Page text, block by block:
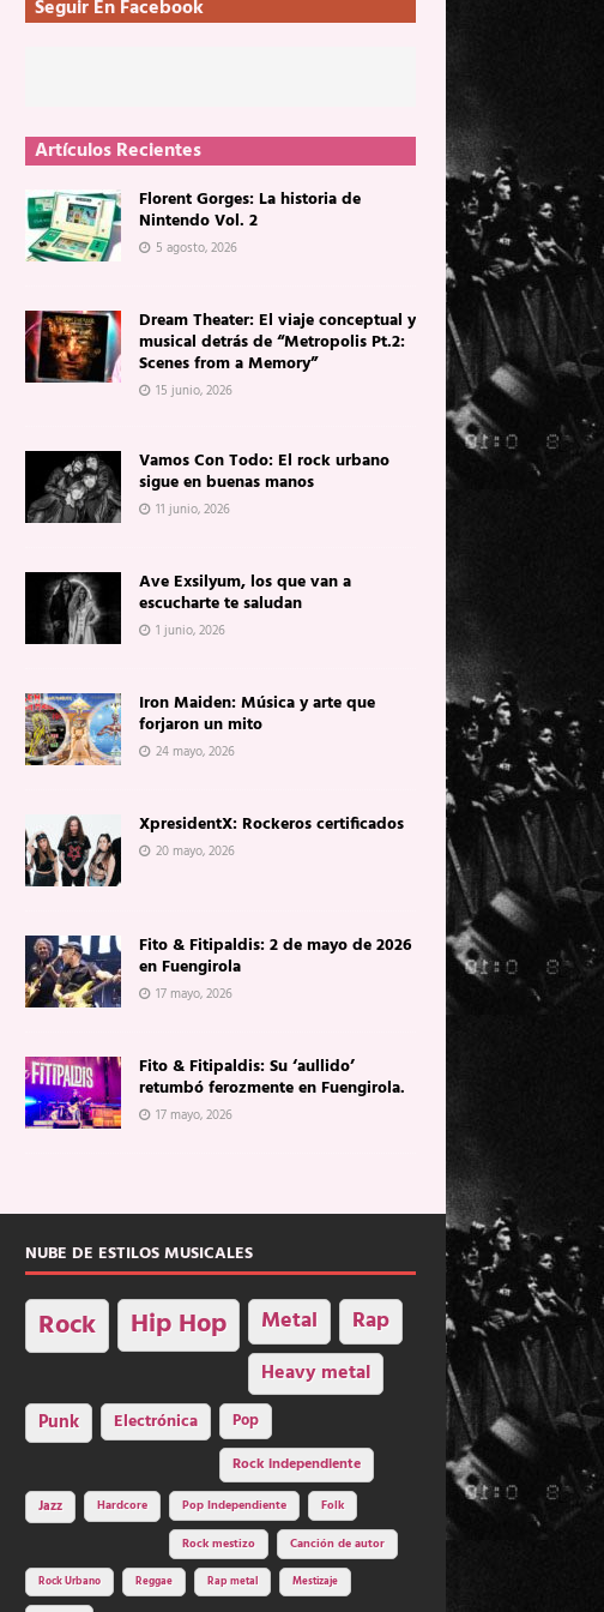
Seguir En Facebook
Artículos Recientes
Florent Gorges: La historia de
Nintendo Vol. 2
5 agosto, 2026
Dream Theater: El viaje conceptual y
musical detrás de “Metropolis Pt.2:
Scenes from a Memory”
15 junio, 2026
Vamos Con Todo: El rock urbano
sigue en buenas manos
11 junio, 2026
Ave Exsilyum, los que van a
escucharte te saludan
1 junio, 2026
Iron Maiden: Música y arte que
forjaron un mito
24 mayo, 2026
XpresidentX: Rockeros certificados
20 mayo, 2026
Fito & Fitipaldis: 2 de mayo de 2026
en Fuengirola
17 mayo, 2026
Fito & Fitipaldis: Su ‘aullido’
retumbó ferozmente en Fuengirola.
17 mayo, 2026
NUBE DE ESTILOS MUSICALES
Rock Hip Hop Metal Rap
Heavy metal
Punk Electrónica
Pop
Rock independiente
Jazz Hardcore Pop Independiente Folk
Rock mestizo Canción de autor
Rock Urbano Reggae Rap metal Mestizaje